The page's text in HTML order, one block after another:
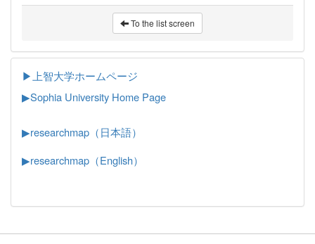
To the list screen
▶上智大学ホームページ
▶Sophia University Home Page
▶researchmap（日本語）
▶researchmap（English）